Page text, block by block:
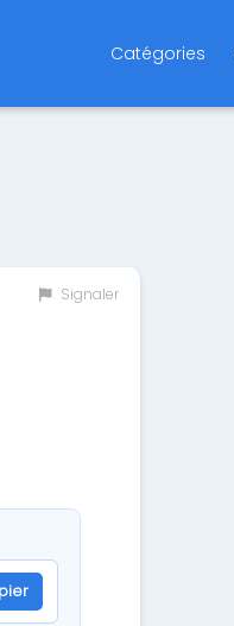
Catégories
Signaler